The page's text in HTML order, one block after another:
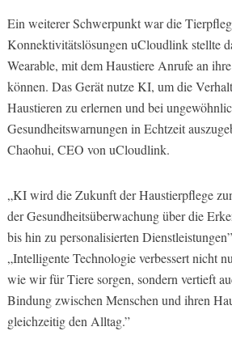
Ein weiterer Schwerpunkt war die
Konnektivitätslösungen uCloudlink stellte
Wearable, mit dem Haustiere Anrufe an
können. Das Gerät nutze KI, um die
Haustieren zu erlernen und bei
Gesundheitswarnungen in Echtzeit
Chaohui, CEO von uCloudlink.
„KI wird die Zukunft der Haustierpflege
der Gesundheitsüberwachung über die
bis hin zu personalisierten
„Intelligente Technologie verbessert nicht
wie wir für Tiere sorgen, sondern vertieft
Bindung zwischen Menschen und ihren
gleichzeitig den Alltag.”